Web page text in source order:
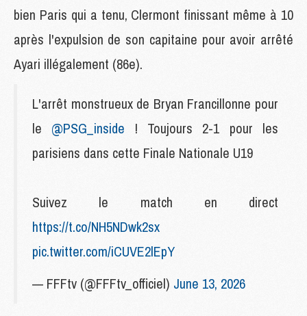
bien Paris qui a tenu, Clermont finissant même à 10
après l'expulsion de son capitaine pour avoir arrêté
Ayari illégalement (86e).
L'arrêt monstrueux de Bryan Francillonne pour
le @PSG_inside ! Toujours 2-1 pour les
parisiens dans cette Finale Nationale U19
Suivez le match en direct
https://t.co/NH5NDwk2sx
pic.twitter.com/iCUVE2lEpY
— FFFtv (@FFFtv_officiel) June 13, 2026